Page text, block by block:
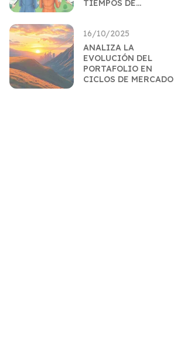
TIEMPOS DE
16/10/2025
ANALIZA LA
EVOLUCIÓN DEL
PORTAFOLIO EN
CICLOS DE MERCADO